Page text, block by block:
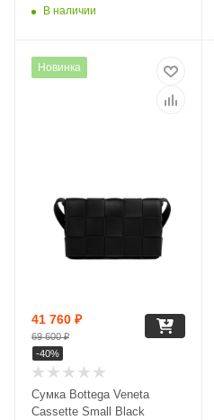
В наличии
Новинка
Сумка Bottega Veneta
Cassette Small Black
41 760 ₽
69 600₽
-40%